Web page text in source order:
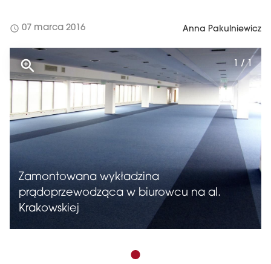
schedule 07 marca 2016 Anna Pakulniewicz
Zamontowana wykładzina
prądoprzewodząca w biurowcu na al.
Krakowskiej
1 / 1